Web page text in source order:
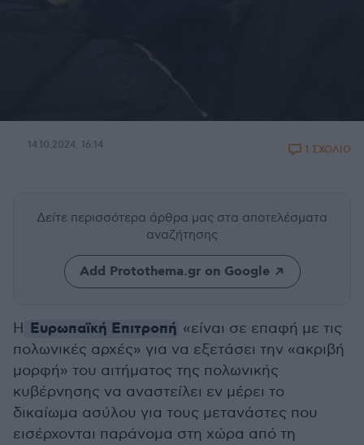
14.10.2024, 16:14 1 ΣΧΟΛΙΟ
Δείτε περισσότερα άρθρα μας στα αποτελέσματα
αναζήτησης
Add Protothema.gr on Google
H Ευρωπαϊκή Επιτροπή «είναι σε επαφή με τις
πολωνικές αρχές» για να εξετάσει την «ακριβή
μορφή» του αιτήματος της πολωνικής
κυβέρνησης να αναστείλει εν μέρει το
δικαίωμα ασύλου για τους μετανάστες που
εισέρχονται παράνομα στη χώρα από τη